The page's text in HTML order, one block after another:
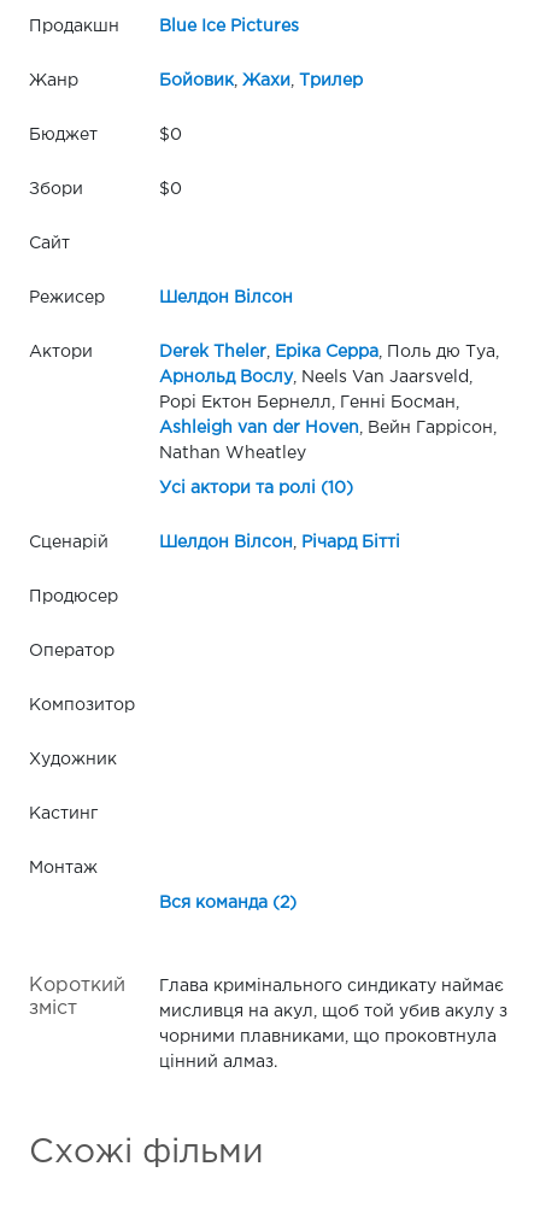
Продакшн Blue Ice Pictures
Жанр Бойовик, Жахи Трилер
Бюджет $0
Збори $0
Сайт
Режисер Шелдон Вілсон
Актори Derek Theler, Еріка Серра, Поль дю Туа,
Арнольд Вослу, Neels Van Jaarsveld,
Рорі Ектон Бернелл, Генні Босман,
Ashleigh van der Hoven , Вейн Гаррісон,
Nathan Wheatley
Усі актори та ролі (10)
Сценарій Шелдон Вілсон Річард Бітті
Продюсер
Оператор
Композитор
Художник
Кастинг
Монтаж
Вся команда (2)
Короткий
зміст
Глава кримінального синдикату наймає
мисливця на акул, щоб той убив акулу з
чорними плавниками, що проковтнула
цінний алмаз.
Схожі фільми